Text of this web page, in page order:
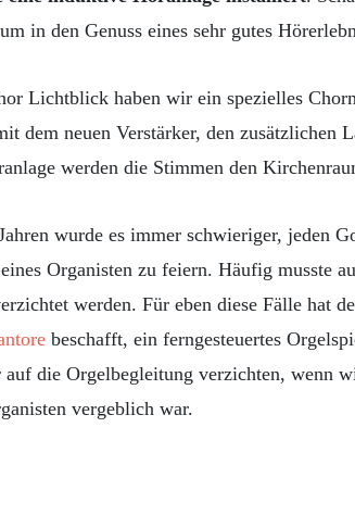
in den Genuss eines sehr gutes
Lichtblick haben wir ein spezielles
dem neuen Verstärker, den zusätzlichen
werden die Stimmen den
wurde es immer schwieriger, jeden
Organisten zu feiern. Häufig musste
werden. Für eben diese Fälle hat
beschafft, ein ferngesteuertes
die Orgelbegleitung verzichten, wenn
vergeblich war.
WIR FEIERN GOTTESDIENST